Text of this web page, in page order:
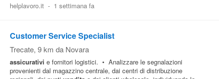
helplavoro.it - 1 settimana fa
Customer Service Specialist
Trecate, 9 km da Novara
assicurativi e fornitori logistici. • Analizzare le segnalazioni
provenienti dal magazzino centrale, dai centri di distribuzione